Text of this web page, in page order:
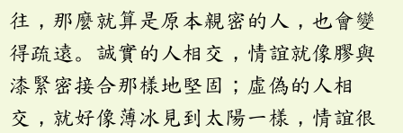
往，那麼就算是原本親密的人，也會變
得疏遠。誠實的人相交，情誼就像膠與
漆緊密接合那樣地堅固；虛偽的人相
交，就好像薄冰見到太陽一樣，情誼很